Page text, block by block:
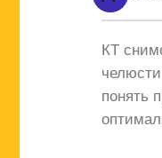
КТ
понять